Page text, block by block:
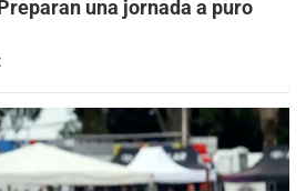
una jornada a puro